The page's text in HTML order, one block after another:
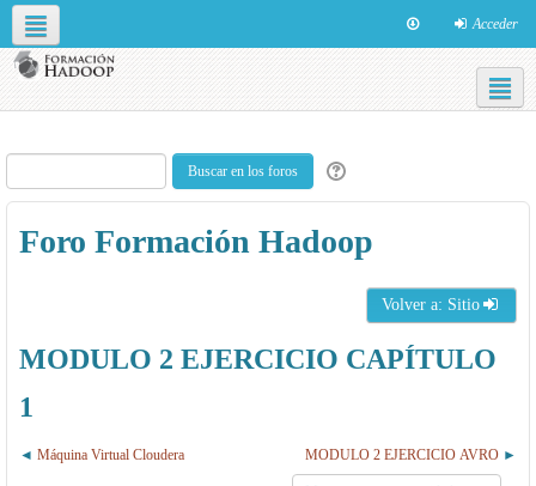
Acceder
Español - Internacional ‎(es)‎
Foro Formación Hadoop
Volver a: Sitio
MODULO 2 EJERCICIO CAPÍTULO
1
Máquina Virtual Cloudera MODULO 2 EJERCICIO AVRO